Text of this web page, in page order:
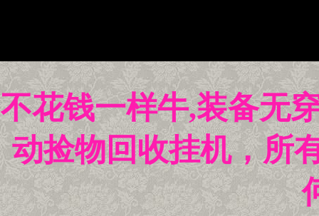
不花钱一样牛,装备无
动捡物回收挂机，所